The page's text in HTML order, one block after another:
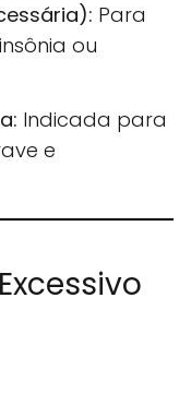
Para
ou
Indicada para
e